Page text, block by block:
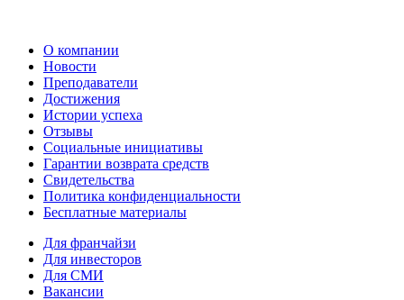
О компании
Новости
Преподаватели
Достижения
Истории успеха
Отзывы
Социальные инициативы
Гарантии возврата средств
Свидетельства
Политика конфиденциальности
Бесплатные материалы
Для франчайзи
Для инвесторов
Для СМИ
Вакансии